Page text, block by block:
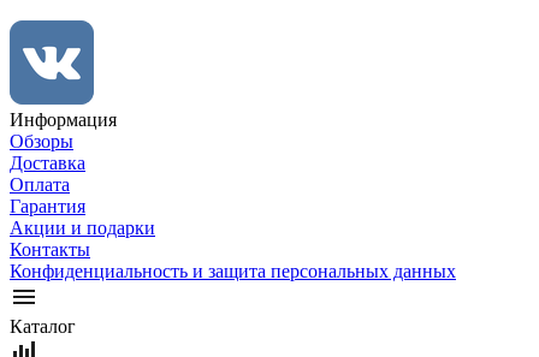
Информация
Обзоры
Доставка
Оплата
Гарантия
Акции и подарки
Контакты
Конфиденциальность и защита персональных данных
Каталог